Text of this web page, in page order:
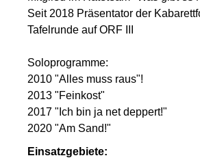
Seit 2018 Präsentator der
Tafelrunde auf ORF III
Soloprogramme:
2010 "Alles muss raus"!
2013 "Feinkost"
2017 "Ich bin ja net deppert!"
2020 "Am Sand!"
Einsatzgebiete: